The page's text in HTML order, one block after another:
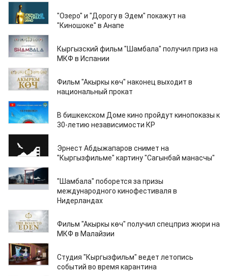
31.08.2021
"Озеро" и "Дорогу в Эдем" покажут на
"Киношоке" в Анапе
25.08.2021
Кыргызский фильм "Шамбала" получил приз на
МКФ в Испании
20.08.2021
Фильм "Акыркы көч" наконец выходит в
национальный прокат
09.08.2021
В бишкекском Доме кино пройдут кинопоказы к
30-летию независимости КР
Эрнест Абдыжапаров снимет на
"Кыргызфильме" картину "Сагынбай манасчы"
27.07.2021
"Шамбала" поборется за призы
международного кинофестиваля в
Нидерландах
16.07.2021
Фильм "Акыркы көч" получил спецприз жюри на
МКФ в Малайзии
17.04.2020
Студия "Кыргызфильм" ведет летопись
событий во время карантина